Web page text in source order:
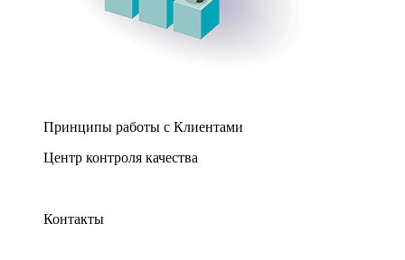
Принципы работы с Клиентами
Центр контроля качества
Контакты